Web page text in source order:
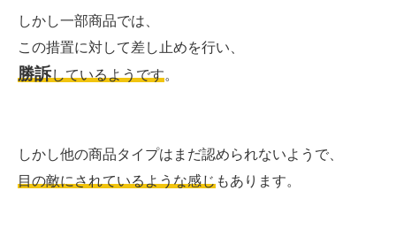
しかし一部商品では、
この措置に対して差し止めを行い、
勝訴しているようです。
しかし他の商品タイプはまだ認められないようで、
目の敵にされているような感じもあります。